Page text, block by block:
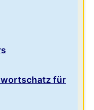
für